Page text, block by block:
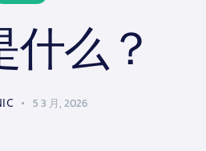
么？
5 3 月, 2026